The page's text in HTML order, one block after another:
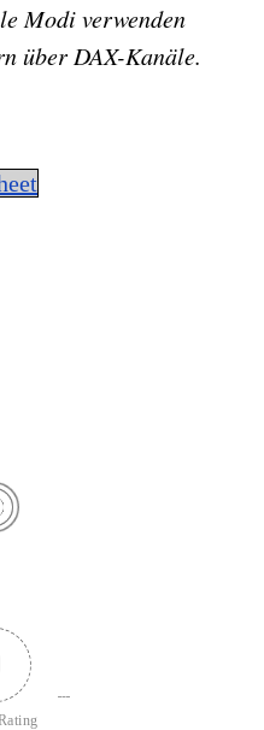
Modi verwenden
über DAX-Kanäle.